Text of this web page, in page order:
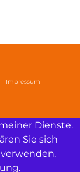
Impressum
Dienste.
Sie sich
.